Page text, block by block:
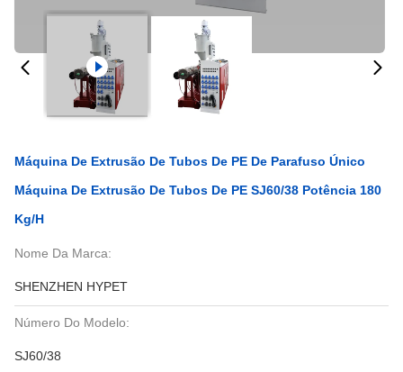
Máquina De Extrusão De Tubos De PE De Parafuso Único
Máquina De Extrusão De Tubos De PE SJ60/38 Potência 180
Kg/h
Nome Da Marca:
SHENZHEN HYPET
Número Do Modelo:
SJ60/38